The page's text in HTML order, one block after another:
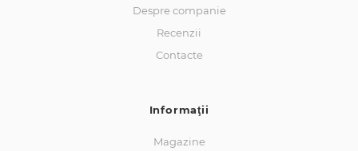
Despre companie
Recenzii
Contacte
Informaţii
Magazine